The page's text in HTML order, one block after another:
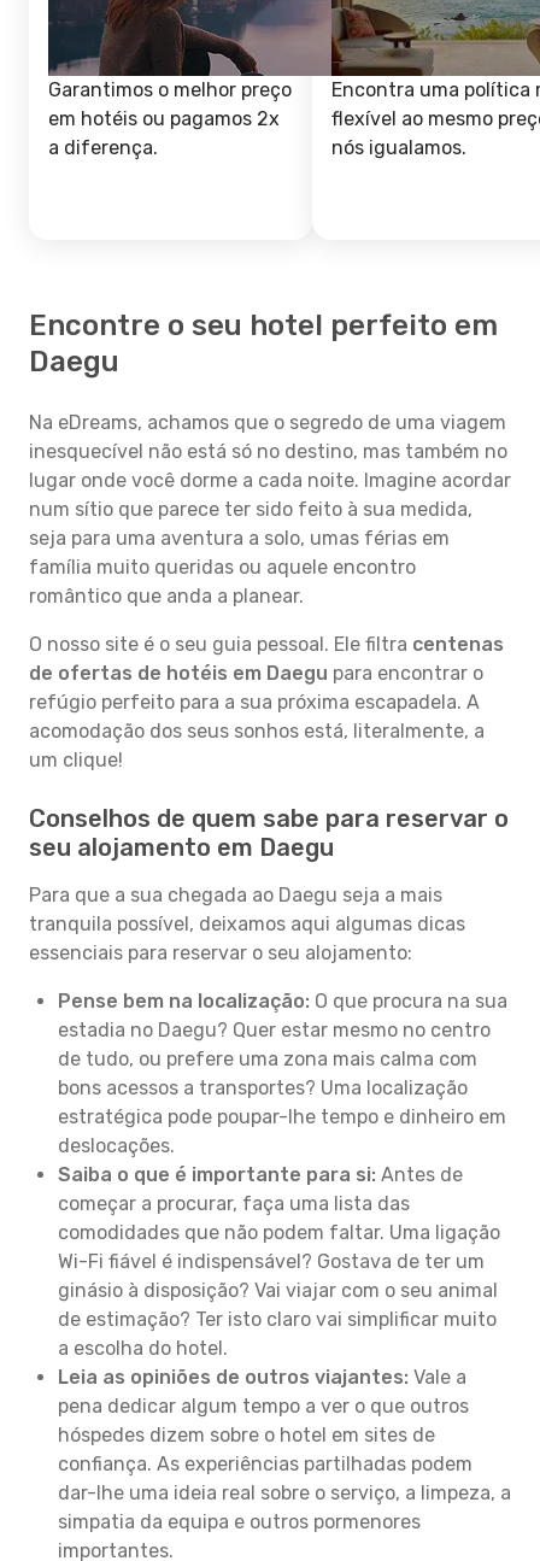
Garantimos o melhor preço
em hotéis ou pagamos 2x
a diferença.
Encontra uma política
flexível ao mesmo
nós igualamos.
Encontre o seu hotel perfeito em
Daegu
Na eDreams, achamos que o segredo de uma viagem
inesquecível não está só no destino, mas também no
lugar onde você dorme a cada noite. Imagine acordar
num sítio que parece ter sido feito à sua medida,
seja para uma aventura a solo, umas férias em
família muito queridas ou aquele encontro
romântico que anda a planear.
O nosso site é o seu guia pessoal. Ele filtra centenas
de ofertas de hotéis em Daegu para encontrar o
refúgio perfeito para a sua próxima escapadela. A
acomodação dos seus sonhos está, literalmente, a
um clique!
Conselhos de quem sabe para reservar o
seu alojamento em Daegu
Para que a sua chegada ao Daegu seja a mais
tranquila possível, deixamos aqui algumas dicas
essenciais para reservar o seu alojamento:
Pense bem na localização: O que procura na sua
estadia no Daegu? Quer estar mesmo no centro
de tudo, ou prefere uma zona mais calma com
bons acessos a transportes? Uma localização
estratégica pode poupar-lhe tempo e dinheiro em
deslocações.
Saiba o que é importante para si: Antes de
começar a procurar, faça uma lista das
comodidades que não podem faltar. Uma ligação
Wi-Fi fiável é indispensável? Gostava de ter um
ginásio à disposição? Vai viajar com o seu animal
de estimação? Ter isto claro vai simplificar muito
a escolha do hotel.
Leia as opiniões de outros viajantes: Vale a
pena dedicar algum tempo a ver o que outros
hóspedes dizem sobre o hotel em sites de
confiança. As experiências partilhadas podem
dar-lhe uma ideia real sobre o serviço, a limpeza, a
simpatia da equipa e outros pormenores
importantes.